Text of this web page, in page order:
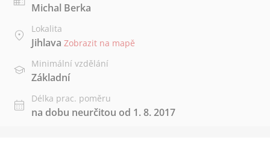
Michal Berka
Lokalita
Jihlava Zobrazit na mapě
Minimální vzdělání
Základní
Délka prac. poměru
na dobu neurčitou od 1. 8. 2017